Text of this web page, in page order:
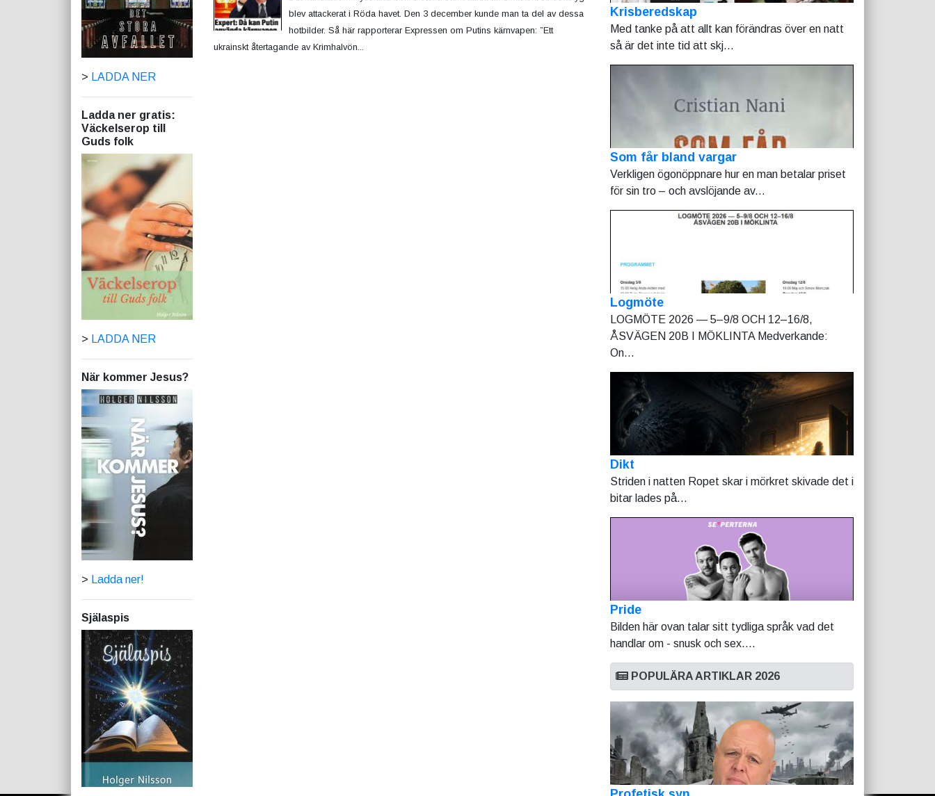
> LADDA NER
Ladda ner gratis:
Väckelserop till
Guds folk
> LADDA NER
När kommer Jesus?
> Ladda ner!
Själaspis
blev attackerat i Röda havet. Den 3 december kunde man ta del av dessa
hotbilder. Så här rapporterar Expressen om Putins kärnvapen: ”Ett
ukrainskt återtagande av Krimhalvön...
Krisberedskap
Med tanke på att allt kan förändras över en natt
så är det inte tid att skj...
Som får bland vargar
Verkligen ögonöppnare hur en man betalar priset
för sin tro – och avslöjande av...
Logmöte
LOGMÖTE 2026 — 5–9/8 OCH 12–16/8,
ÅSVÄGEN 20B I MÖKLINTA Medverkande:
On...
Dikt
Striden i natten Ropet skar i mörkret skivade det i
bitar lades på...
Pride
Bilden här ovan talar sitt tydliga språk vad det
handlar om - snusk och sex....
POPULÄRA ARTIKLAR 2026